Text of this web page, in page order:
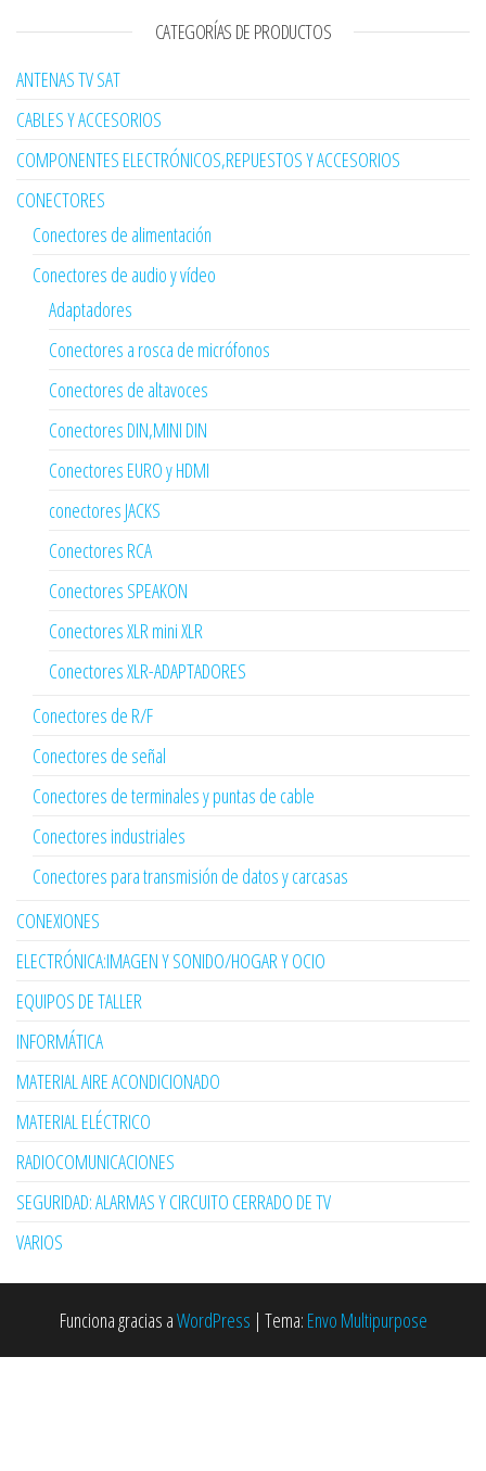
CATEGORÍAS DE PRODUCTOS
ANTENAS TV SAT
CABLES Y ACCESORIOS
COMPONENTES ELECTRÓNICOS,REPUESTOS Y ACCESORIOS
CONECTORES
Conectores de alimentación
Conectores de audio y vídeo
Adaptadores
Conectores a rosca de micrófonos
Conectores de altavoces
Conectores DIN,MINI DIN
Conectores EURO y HDMI
conectores JACKS
Conectores RCA
Conectores SPEAKON
Conectores XLR mini XLR
Conectores XLR-ADAPTADORES
Conectores de R/F
Conectores de señal
Conectores de terminales y puntas de cable
Conectores industriales
Conectores para transmisión de datos y carcasas
CONEXIONES
ELECTRÓNICA:IMAGEN Y SONIDO/HOGAR Y OCIO
EQUIPOS DE TALLER
INFORMÁTICA
MATERIAL AIRE ACONDICIONADO
MATERIAL ELÉCTRICO
RADIOCOMUNICACIONES
SEGURIDAD: ALARMAS Y CIRCUITO CERRADO DE TV
VARIOS
Funciona gracias aWordPress | Tema: Envo Multipurpose